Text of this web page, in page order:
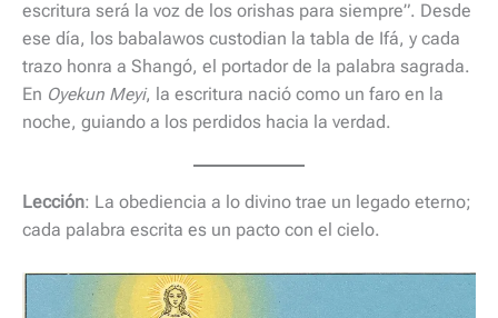
escritura será la voz de los orishas para siempre”. Desde
ese día, los babalawos custodian la tabla de Ifá, y cada
trazo honra a Shangó, el portador de la palabra sagrada.
En Oyekun Meyi, la escritura nació como un faro en la
noche, guiando a los perdidos hacia la verdad.
Lección: La obediencia a lo divino trae un legado eterno;
cada palabra escrita es un pacto con el cielo.